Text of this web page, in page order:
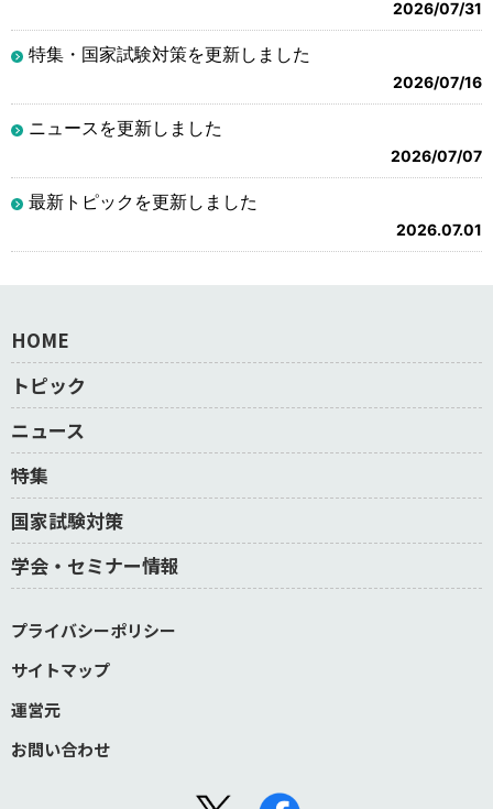
2026/07/31
特集・国家試験対策を更新しました
2026/07/16
ニュースを更新しました
2026/07/07
最新トピックを更新しました
2026.07.01
HOME
トピック
ニュース
特集
国家試験対策
学会・セミナー情報
プライバシーポリシー
サイトマップ
運営元
お問い合わせ